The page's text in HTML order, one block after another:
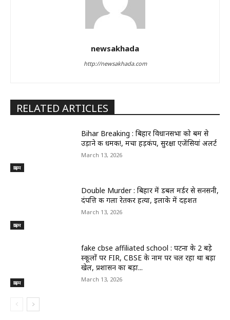
newsakhada
http://newsakhada.com
RELATED ARTICLES
क्राइम
Bihar Breaking : बिहार विधानसभा को बम से
उड़ाने की धमकी!, मचा हड़कंप, सुरक्षा एजेंसियां अलर्ट
March 13, 2026
क्राइम
Double Murder : बिहार में डबल मर्डर से सनसनी,
दंपत्ति की गला रेतकर हत्या, इलाके में दहशत
March 13, 2026
क्राइम
fake cbse affiliated school : पटना के 2 बड़े
स्कूलों पर FIR, CBSE के नाम पर चल रहा था बड़ा
खेल, प्रशासन का बड़ा...
March 13, 2026